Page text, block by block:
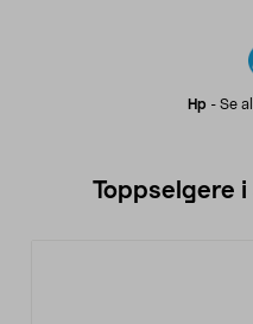
Hp - Se
Toppselgere